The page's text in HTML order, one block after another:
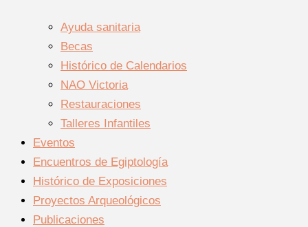
Ayuda sanitaria
Becas
Histórico de Calendarios
NAO Victoria
Restauraciones
Talleres Infantiles
Eventos
Encuentros de Egiptología
Histórico de Exposiciones
Proyectos Arqueológicos
Publicaciones